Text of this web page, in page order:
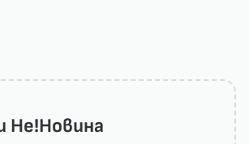
He!Новина